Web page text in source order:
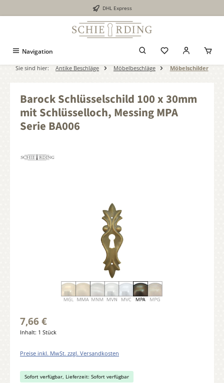
DHL Express
Navigation
Sie sind hier: Antike Beschläge Möbelbeschläge Möbelschilder
Barock Schlüsselschild 100 x 30mm
mit Schlüsselloch, Messing MPA
Serie BA006
7,66 €
Inhalt: 1 Stück
Preise inkl. MwSt. zzgl. Versandkosten
Sofort verfügbar, Lieferzeit: Sofort verfügbar